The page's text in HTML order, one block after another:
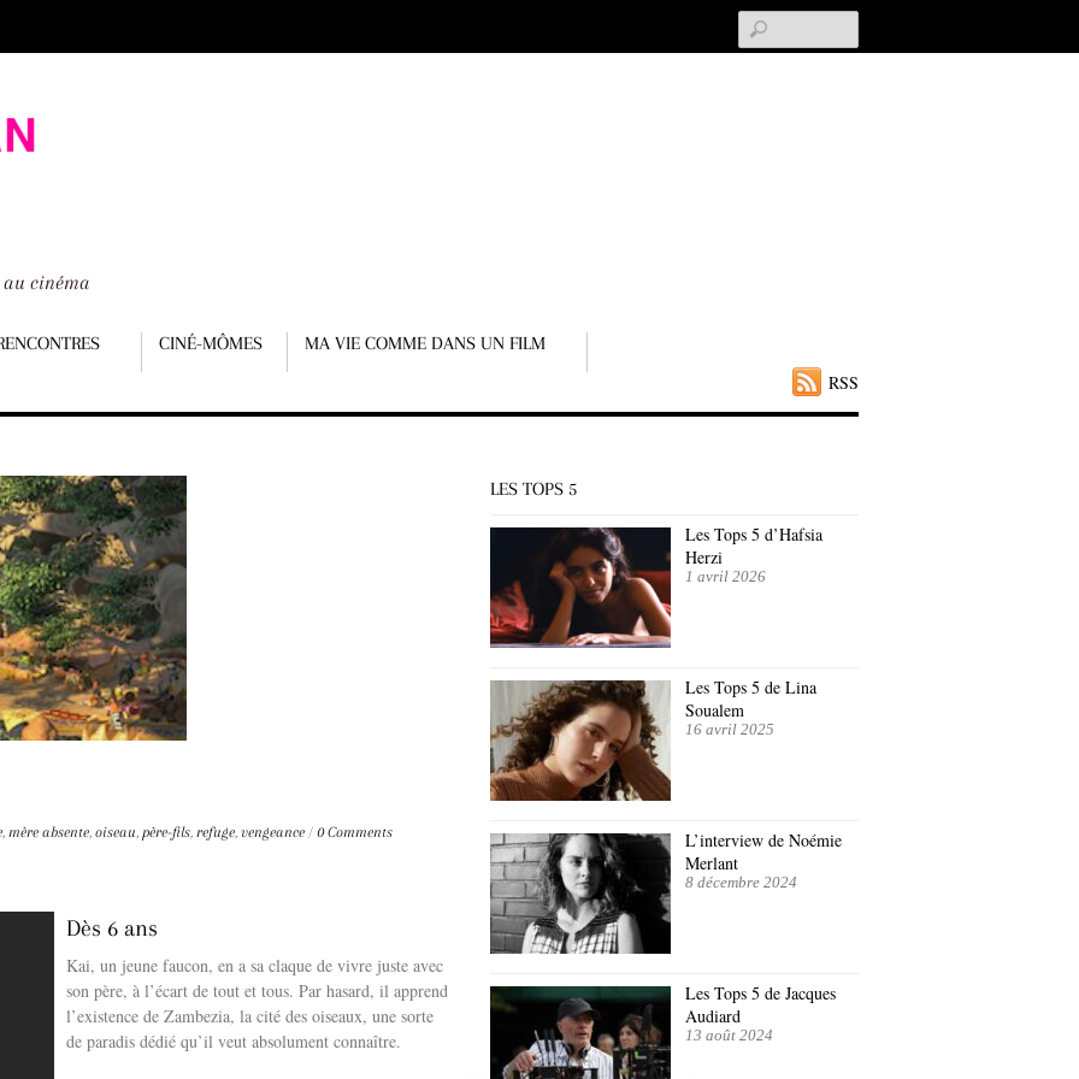
cinéma
RSS
CINÉ-MÔMES
MA VIE COMME DANS UN FILM
, mère absente, oiseau, père-fils, refuge, vengeance / 0 Comments
Dès 6 ans
Kai, un jeune faucon, en a sa claque de vivre juste avec
son père, à l’écart de tout et tous. Par hasard, il apprend
l’existence de Zambezia, la cité des oiseaux, une sorte
de paradis dédié qu’il veut absolument connaître.
LES TOPS 5
Les Tops 5 d’Hafsia
Herzi
1 avril 2026
Les Tops 5 de Lina
Soualem
16 avril 2025
L’interview de Noémie
Merlant
8 décembre 2024
Les Tops 5 de Jacques
Audiard
13 août 2024